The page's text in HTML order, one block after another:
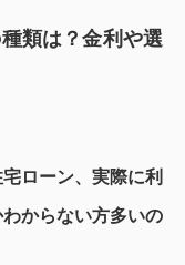
類は？金利や選
ローン、実際に利
からない方多いの